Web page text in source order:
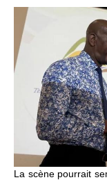
La scène pourrait